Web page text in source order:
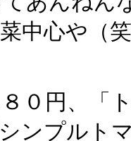
中心や（
８０円、
ンプルト